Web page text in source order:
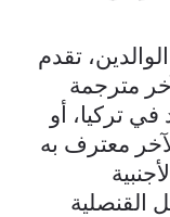
تقدم
مترجمة
تركيا، أو
معترف به
القنصلية